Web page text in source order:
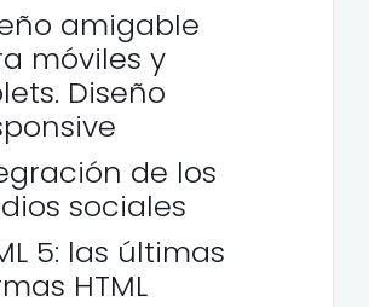
amigable
móviles y
Diseño
de los
sociales
5: las últimas
HTML